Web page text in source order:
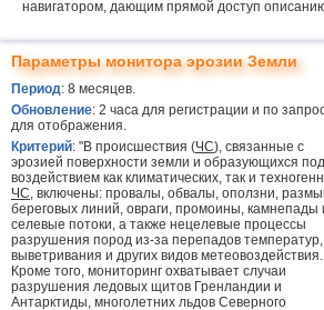
навигатором, дающим прямой доступ
Параметры монитора эрозии Земли
Период: 8 месяцев.
Обновление: 2 часа для регистрации и по
для отображения.
Критерий: "В происшествия (ЧС), связанные с
эрозией поверхности земли и образующихся под
воздействием как климатических, так и
ЧС, включены: провалы, обвалы, оползни,
береговых линий, овраги, промоины, камнепады
селевые потоки, а также нецелевые процессы
разрушения пород из-за перепадов температур,
выветривания и других видов метеовоздействия.
Кроме того, мониторинг охватывает случаи
разрушения ледовых щитов Гренландии и
Антарктиды, многолетних льдов Северного